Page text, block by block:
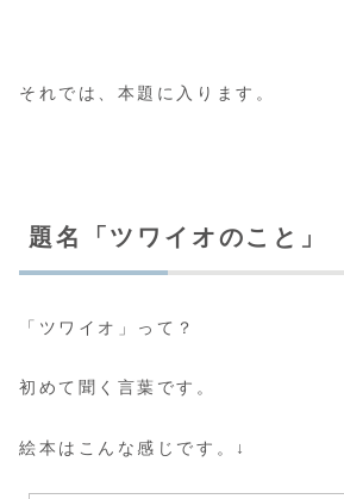
それでは、本題に入ります。
題名「ツワイオのこと」
「ツワイオ」って？
初めて聞く言葉です。
絵本はこんな感じです。↓